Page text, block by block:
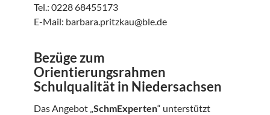
Tel.: 0228 68455173
E-Mail: barbara.pritzkau@ble.de
Bezüge zum
Orientierungsrahmen
Schulqualität in Niedersachsen
Das Angebot „ SchmExperten“ unterstützt